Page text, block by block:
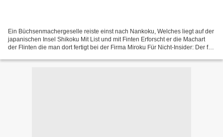
Ein Büchsenmachergeselle reiste einst nach Nankoku, Welches liegt auf der
japanischen Insel Shikoku Mit List und mit Finten Erforscht er die Machart
der Flinten die man dort fertigt bei der Firma Miroku Für Nicht-Insider: Der für